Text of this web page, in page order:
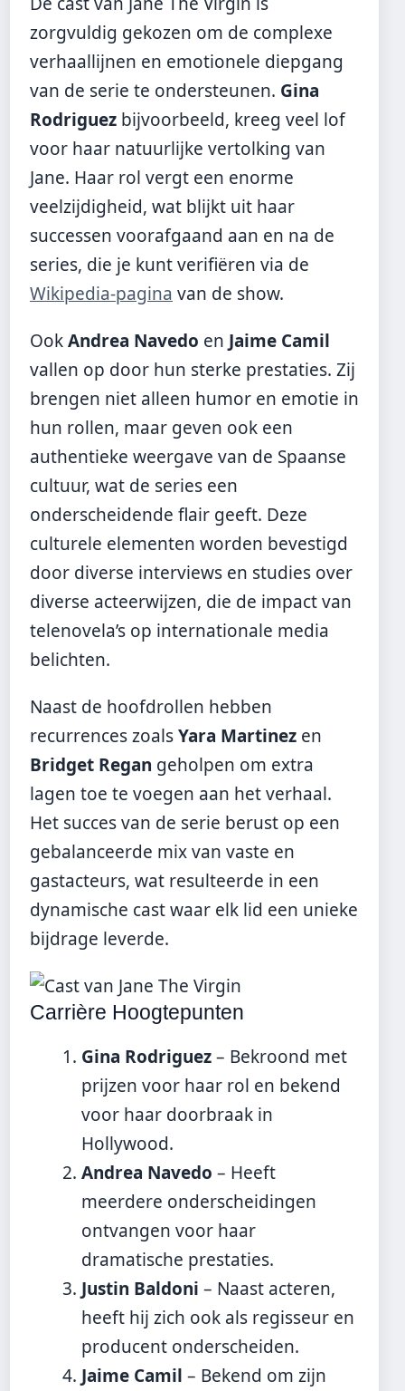
zorgvuldig gekozen om de complexe
verhaallijnen en emotionele diepgang
van de serie te ondersteunen. Gina
Rodriguez bijvoorbeeld, kreeg veel lof
voor haar natuurlijke vertolking van
Jane. Haar rol vergt een enorme
veelzijdigheid, wat blijkt uit haar
successen voorafgaand aan en na de
series, die je kunt verifiëren via de
Wikipedia-pagina van de show.
OokAndrea Navedo en Jaime Camil
vallen op door hun sterke prestaties. Zij
brengen niet alleen humor en emotie in
hun rollen, maar geven ook een
authentieke weergave van de Spaanse
cultuur, wat de series een
onderscheidende flair geeft. Deze
culturele elementen worden bevestigd
door diverse interviews en studies over
diverse acteerwijzen, die de impact van
telenovela’s op internationale media
belichten.
Naast de hoofdrollen hebben
recurrences zoalsYara Martinez en
Bridget Regan geholpen om extra
lagen toe te voegen aan het verhaal.
Het succes van de serie berust op een
gebalanceerde mix van vaste en
gastacteurs, wat resulteerde in een
dynamische cast waar elk lid een unieke
bijdrage leverde.
Carrière Hoogtepunten
Gina Rodriguez– Bekroond met
prijzen voor haar rol en bekend
voor haar doorbraak in
Hollywood.
Andrea Navedo – Heeft
meerdere onderscheidingen
ontvangen voor haar
dramatische prestaties.
Justin Baldoni – Naast acteren,
heeft hij zich ook als regisseur en
producent onderscheiden.
Jaime Camil – Bekend om zijn